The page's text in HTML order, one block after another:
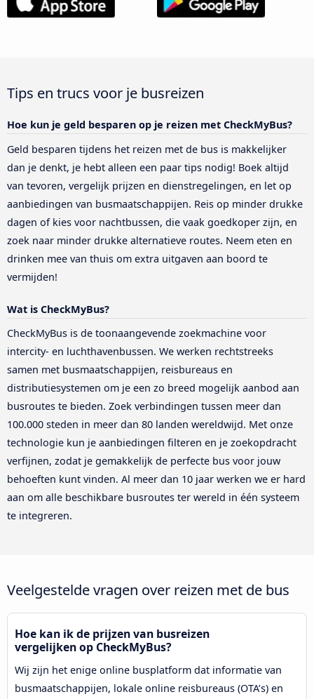
Tips en trucs voor je busreizen
Hoe kun je geld besparen op je reizen met CheckMyBus?
Geld besparen tijdens het reizen met de bus is makkelijker
dan je denkt, je hebt alleen een paar tips nodig! Boek altijd
van tevoren, vergelijk prijzen en dienstregelingen, en let op
aanbiedingen van busmaatschappijen. Reis op minder drukke
dagen of kies voor nachtbussen, die vaak goedkoper zijn, en
zoek naar minder drukke alternatieve routes. Neem eten en
drinken mee van thuis om extra uitgaven aan boord te
vermijden!
Wat is CheckMyBus?
CheckMyBus is de toonaangevende zoekmachine voor
intercity- en luchthavenbussen. We werken rechtstreeks
samen met busmaatschappijen, reisbureaus en
distributiesystemen om je een zo breed mogelijk aanbod aan
busroutes te bieden. Zoek verbindingen tussen meer dan
100.000 steden in meer dan 80 landen wereldwijd. Met onze
technologie kun je aanbiedingen filteren en je zoekopdracht
verfijnen, zodat je gemakkelijk de perfecte bus voor jouw
behoeften kunt vinden. Al meer dan 10 jaar werken we er hard
aan om alle beschikbare busroutes ter wereld in één systeem
te integreren.
Veelgestelde vragen over reizen met de bus
Hoe kan ik de prijzen van busreizen
vergelijken op CheckMyBus?
Wij zijn het enige online busplatform dat informatie van
busmaatschappijen, lokale online reisbureaus (OTA’s) en